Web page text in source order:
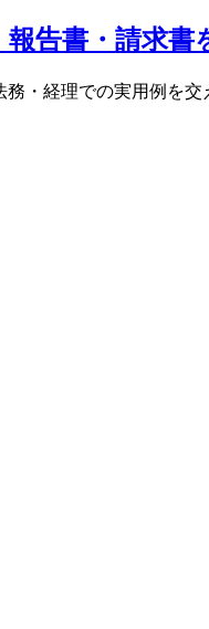
告書・請求書
・経理での実用例を